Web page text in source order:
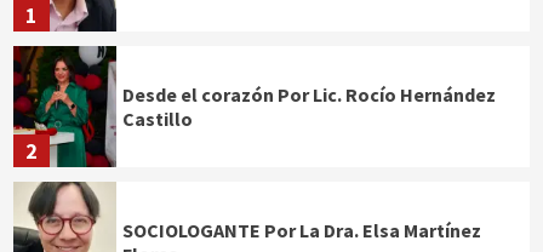
1
2
Desde el corazón Por Lic. Rocío Hernández
Castillo
SOCIOLOGANTE Por La Dra. Elsa Martínez